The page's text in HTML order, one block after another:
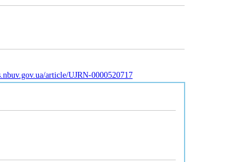
article/UJRN-0000520717